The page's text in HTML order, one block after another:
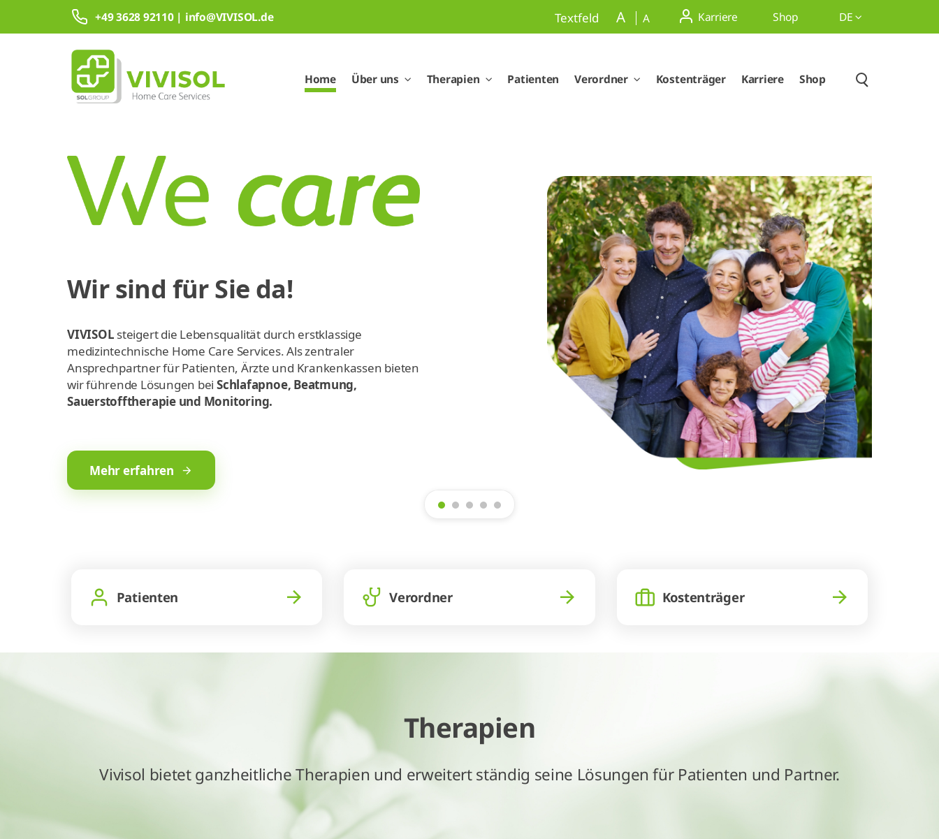
Zum Hauptinhalt springen+49 3628 92110 | info@VIVISOL.de Textfeld A A Karriere Shop DE
Home Über uns Therapien Patienten Verordner Kostenträger Karriere Shop
Wir sind für Sie da!
VIVISOL steigert die Lebensqualität durch erstklassige
medizintechnische Home Care Services. Als zentraler
Ansprechpartner für Patienten, Ärzte und Krankenkassen bieten
wir führende Lösungen beiSchlafapnoe, Beatmung,
Sauerstofftherapie und Monitoring.
Mehr erfahren
Patienten Verordner Kostenträger
Therapien
Vivisol bietet ganzheitliche Therapien und erweitert ständig seine Lösungen für Patienten und Partner.